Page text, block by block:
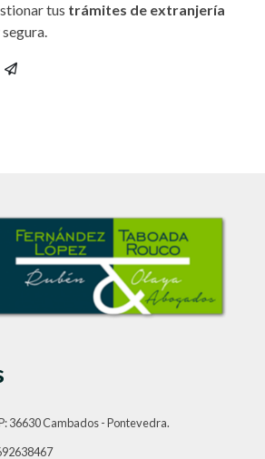
tus trámites de extranjería
36630 Cambados - Pontevedra.